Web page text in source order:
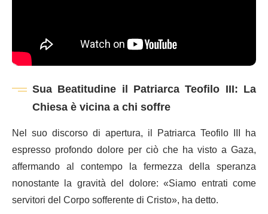
Sua Beatitudine il Patriarca Teofilo III: La
Chiesa è vicina a chi soffre
Nel suo discorso di apertura, il Patriarca Teofilo III ha
espresso profondo dolore per ciò che ha visto a Gaza,
affermando al contempo la fermezza della speranza
nonostante la gravità del dolore: «Siamo entrati come
servitori del Corpo sofferente di Cristo», ha detto.